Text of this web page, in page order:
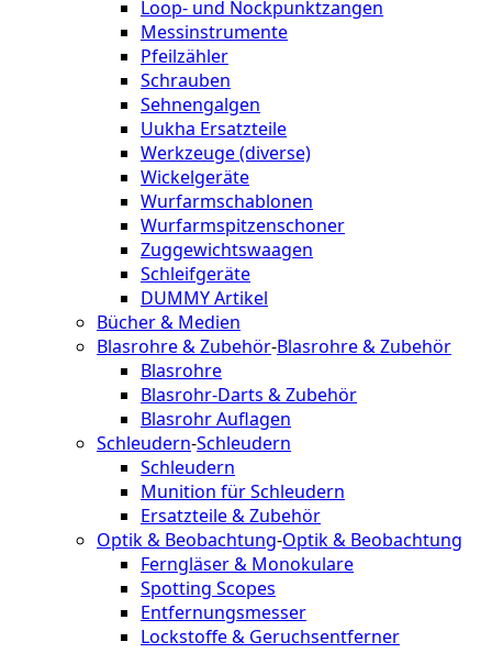
Loop- und Nockpunktzangen
Messinstrumente
Pfeilzähler
Schrauben
Sehnengalgen
Uukha Ersatzteile
Werkzeuge (diverse)
Wickelgeräte
Wurfarmschablonen
Wurfarmspitzenschoner
Zuggewichtswaagen
Schleifgeräte
DUMMY Artikel
Bücher & Medien
Blasrohre & Zubehör-Blasrohre & Zubehör
Blasrohre
Blasrohr-Darts & Zubehör
Blasrohr Auflagen
Schleudern-Schleudern
Schleudern
Munition für Schleudern
Ersatzteile & Zubehör
Optik & Beobachtung-Optik & Beobachtung
Ferngläser & Monokulare
Spotting Scopes
Entfernungsmesser
Lockstoffe & Geruchsentferner